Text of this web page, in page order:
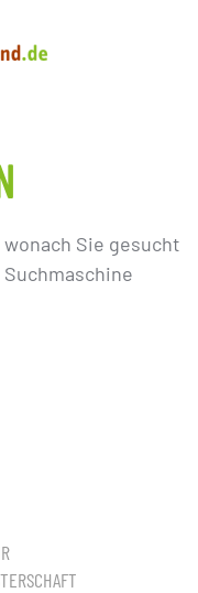
Sie gesucht